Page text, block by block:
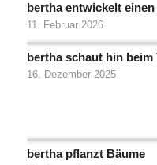
bertha entwickelt einen
11. Februar 2026
bertha schaut hin beim
16. Dezember 2025
bertha pflanzt Bäume